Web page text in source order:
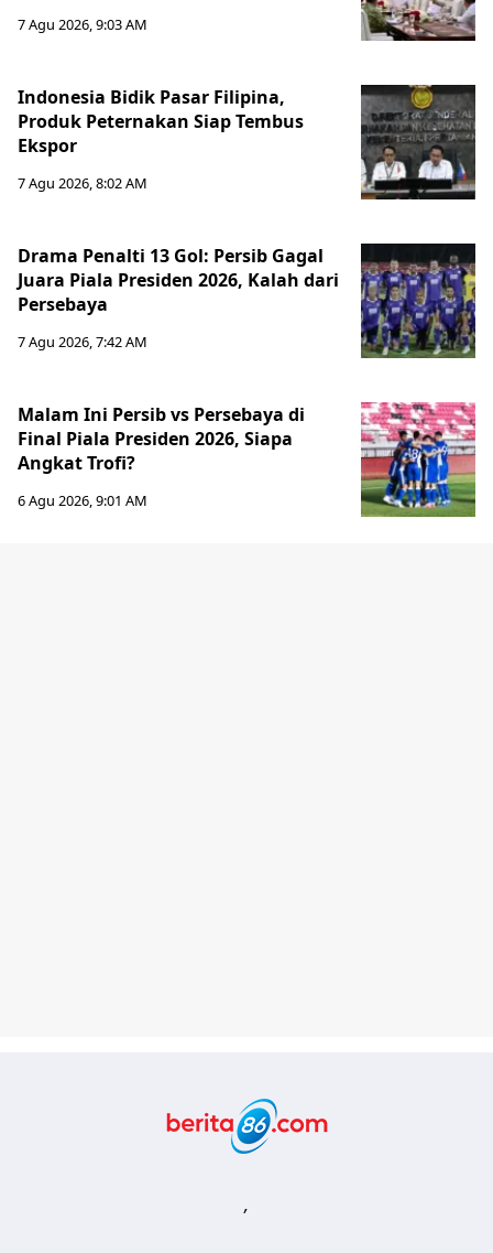
7 Agu 2026, 9:03 AM
Indonesia Bidik Pasar Filipina,
Produk Peternakan Siap Tembus
Ekspor
7 Agu 2026, 8:02 AM
Drama Penalti 13 Gol: Persib Gagal
Juara Piala Presiden 2026, Kalah dari
Persebaya
7 Agu 2026, 7:42 AM
Malam Ini Persib vs Persebaya di
Final Piala Presiden 2026, Siapa
Angkat Trofi?
6 Agu 2026, 9:01 AM
,